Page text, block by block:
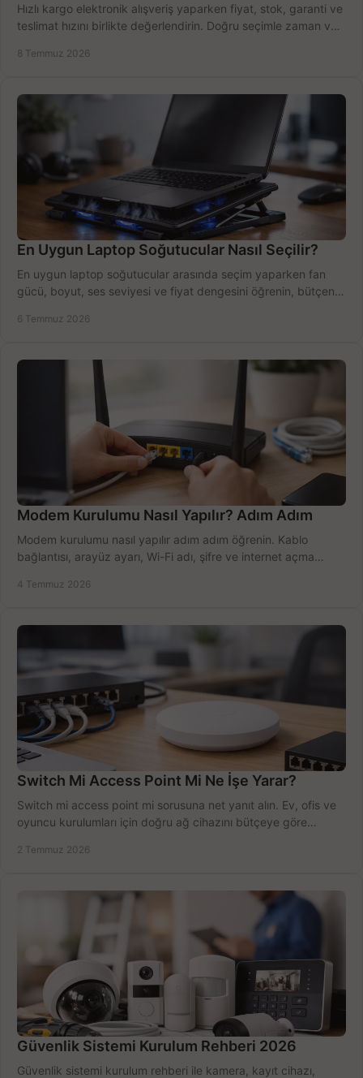
Hızlı kargo elektronik alışveriş yaparken fiyat, stok, garanti ve
teslimat hızını birlikte değerlendirin. Doğru seçimle zaman ve
8 Temmuz 2026
En Uygun Laptop Soğutucular Nasıl Seçilir?
En uygun laptop soğutucular arasında seçim yaparken fan
gücü, boyut, ses seviyesi ve fiyat dengesini öğrenin, bütçenizi
6 Temmuz 2026
Modem Kurulumu Nasıl Yapılır? Adım Adım
Modem kurulumu nasıl yapılır adım adım öğrenin. Kablo
bağlantısı, arayüz ayarı, Wi-Fi adı, şifre ve internet açma
4 Temmuz 2026
Switch Mi Access Point Mi Ne İşe Yarar?
Switch mi access point mi sorusuna net yanıt alın. Ev, ofis ve
oyuncu kurulumları için doğru ağ cihazını bütçeye göre
2 Temmuz 2026
Güvenlik Sistemi Kurulum Rehberi 2026
Güvenlik sistemi kurulum rehberi ile kamera, kayıt cihazı,